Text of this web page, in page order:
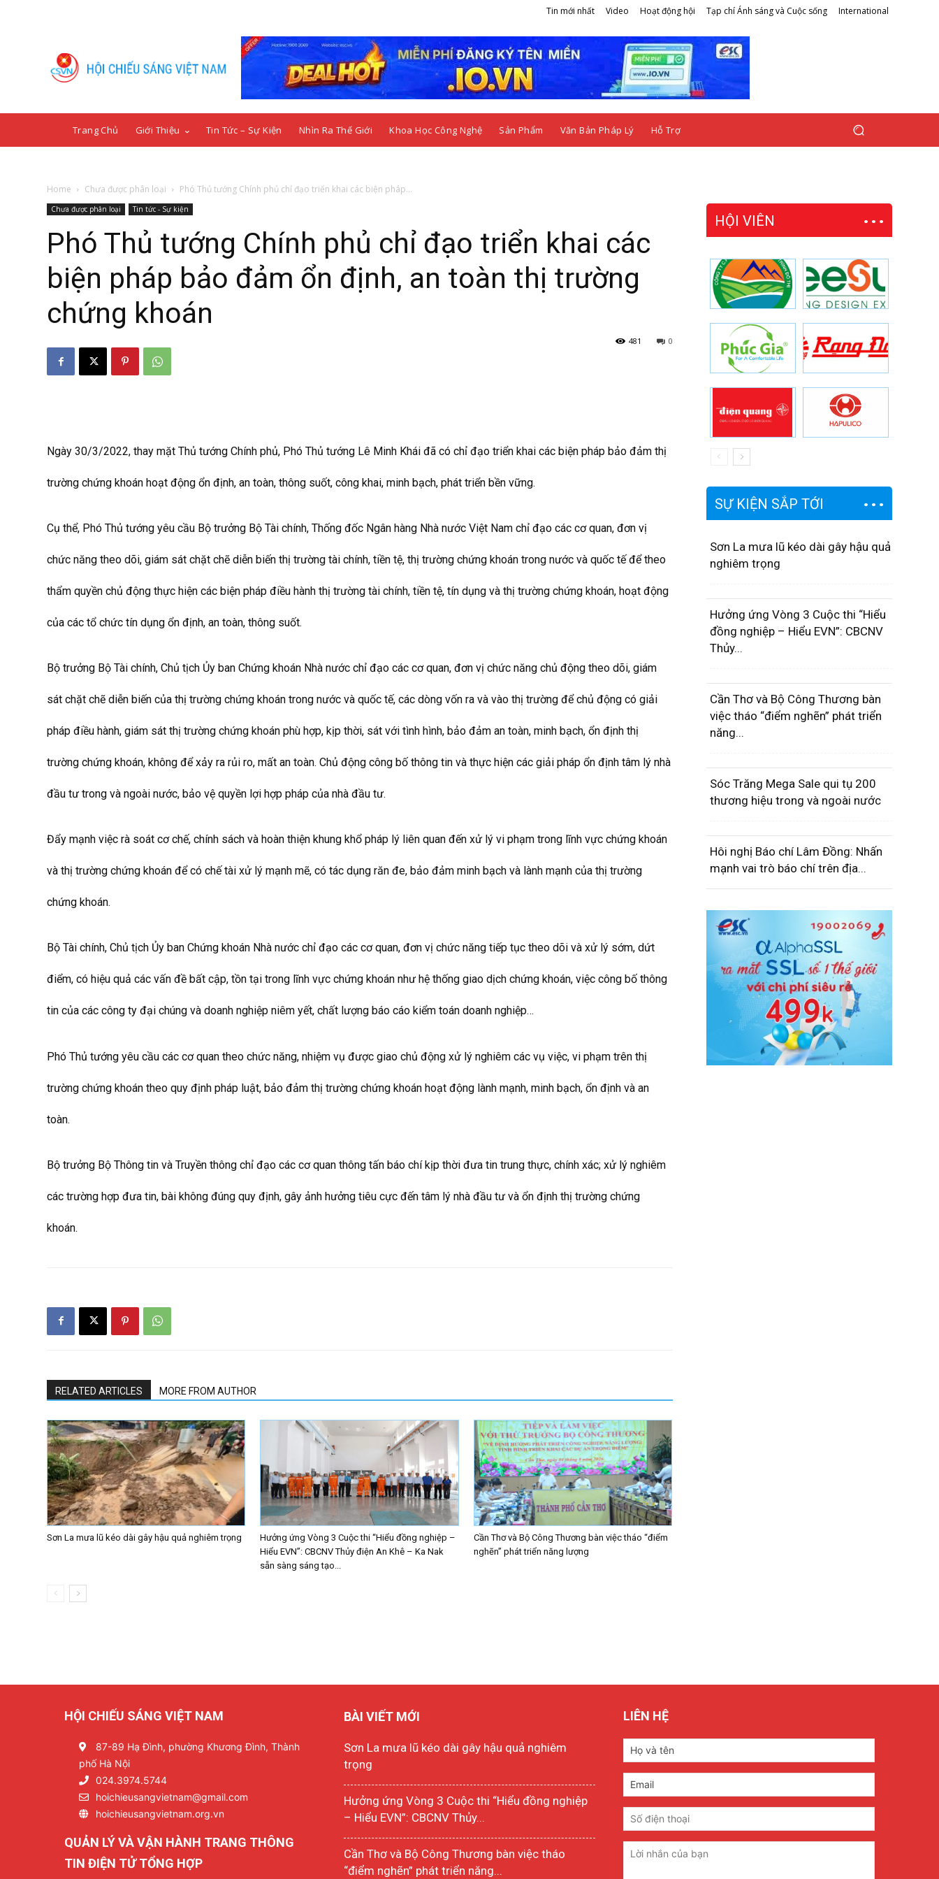
Tin mới nhất Video Hoạt động hội Tạp chí Ánh sáng và Cuộc sống International
Trang Chủ Giới Thiệu Tin Tức – Sự Kiện Nhìn Ra Thế Giới Khoa Học Công Nghệ Sản Phẩm Văn Bản Pháp Lý Hỗ Trợ
Home Chưa được phân loại Phó Thủ tướng Chính phủ chỉ đạo triển khai các biện pháp...
Chưa được phân loại Tin tức - Sự kiện
Phó Thủ tướng Chính phủ chỉ đạo triển khai các
biện pháp bảo đảm ổn định, an toàn thị trường
chứng khoán
0
481
Ngày 30/3/2022, thay mặt Thủ tướng Chính phủ, Phó Thủ tướng Lê Minh Khái đã có chỉ đạo triển khai các biện pháp bảo đảm thị
trường chứng khoán hoạt động ổn định, an toàn, thông suốt, công khai, minh bạch, phát triển bền vững.
Cụ thể, Phó Thủ tướng yêu cầu Bộ trưởng Bộ Tài chính, Thống đốc Ngân hàng Nhà nước Việt Nam chỉ đạo các cơ quan, đơn vị
chức năng theo dõi, giám sát chặt chẽ diễn biến thị trường tài chính, tiền tệ, thị trường chứng khoán trong nước và quốc tế để theo
thẩm quyền chủ động thực hiện các biện pháp điều hành thị trường tài chính, tiền tệ, tín dụng và thị trường chứng khoán, hoạt động
của các tổ chức tín dụng ổn định, an toàn, thông suốt.
Bộ trưởng Bộ Tài chính, Chủ tịch Ủy ban Chứng khoán Nhà nước chỉ đạo các cơ quan, đơn vị chức năng chủ động theo dõi, giám
sát chặt chẽ diễn biến của thị trường chứng khoán trong nước và quốc tế, các dòng vốn ra và vào thị trường để chủ động có giải
pháp điều hành, giám sát thị trường chứng khoán phù hợp, kịp thời, sát với tình hình, bảo đảm an toàn, minh bạch, ổn định thị
trường chứng khoán, không để xảy ra rủi ro, mất an toàn. Chủ động công bố thông tin và thực hiện các giải pháp ổn định tâm lý nhà
đầu tư trong và ngoài nước, bảo vệ quyền lợi hợp pháp của nhà đầu tư.
Đẩy mạnh việc rà soát cơ chế, chính sách và hoàn thiện khung khổ pháp lý liên quan đến xử lý vi phạm trong lĩnh vực chứng khoán
và thị trường chứng khoán để có chế tài xử lý mạnh mẽ, có tác dụng răn đe, bảo đảm minh bạch và lành mạnh của thị trường
chứng khoán.
Bộ Tài chính, Chủ tịch Ủy ban Chứng khoán Nhà nước chỉ đạo các cơ quan, đơn vị chức năng tiếp tục theo dõi và xử lý sớm, dứt
điểm, có hiệu quả các vấn đề bất cập, tồn tại trong lĩnh vực chứng khoán như hệ thống giao dịch chứng khoán, việc công bố thông
tin của các công ty đại chúng và doanh nghiệp niêm yết, chất lượng báo cáo kiểm toán doanh nghiệp…
Phó Thủ tướng yêu cầu các cơ quan theo chức năng, nhiệm vụ được giao chủ động xử lý nghiêm các vụ việc, vi phạm trên thị
trường chứng khoán theo quy định pháp luật, bảo đảm thị trường chứng khoán hoạt động lành mạnh, minh bạch, ổn định và an
toàn.
Bộ trưởng Bộ Thông tin và Truyền thông chỉ đạo các cơ quan thông tấn báo chí kịp thời đưa tin trung thực, chính xác; xử lý nghiêm
các trường hợp đưa tin, bài không đúng quy định, gây ảnh hưởng tiêu cực đến tâm lý nhà đầu tư và ổn định thị trường chứng
khoán.
RELATED ARTICLES MORE FROM AUTHOR
Sơn La mưa lũ kéo dài gây hậu quả nghiêm trọng
Hưởng ứng Vòng 3 Cuộc thi “Hiểu đồng nghiệp –
Hiểu EVN”: CBCNV Thủy điện An Khê – Ka Nak
sẵn sàng sáng tạo...
Cần Thơ và Bộ Công Thương bàn việc tháo “điểm
nghẽn” phát triển năng lượng
HỘI VIÊN
SỰ KIỆN SẮP TỚI
Sơn La mưa lũ kéo dài gây hậu quả
nghiêm trọng
Hưởng ứng Vòng 3 Cuộc thi “Hiểu
đồng nghiệp – Hiểu EVN”: CBCNV
Thủy...
Cần Thơ và Bộ Công Thương bàn
việc tháo “điểm nghẽn” phát triển
năng...
Sóc Trăng Mega Sale qui tụ 200
thương hiệu trong và ngoài nước
Hôi nghị Báo chí Lâm Đồng: Nhấn
mạnh vai trò báo chí trên địa...
HỘI CHIẾU SÁNG VIỆT NAM
87-89 Hạ Đình, phường Khương Đình, Thành
phố Hà Nội
024.3974.5744
hoichieusangvietnam@gmail.com
hoichieusangvietnam.org.vn
QUẢN LÝ VÀ VẬN HÀNH TRANG THÔNG
TIN ĐIỆN TỬ TỔNG HỢP
BÀI VIẾT MỚI
Sơn La mưa lũ kéo dài gây hậu quả nghiêm
trọng
Hưởng ứng Vòng 3 Cuộc thi “Hiểu đồng nghiệp
– Hiểu EVN”: CBCNV Thủy...
Cần Thơ và Bộ Công Thương bàn việc tháo
“điểm nghẽn” phát triển năng...
LIÊN HỆ